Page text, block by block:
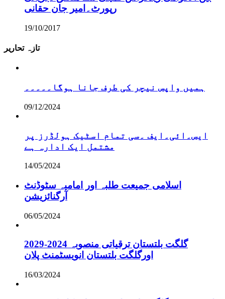
رپورٹ۔امیر جان حقانی
19/10/2017
تازہ تحاریر
ہمیں واپس نیچر کی طرف جانا ہوگا۔۔۔۔۔
09/12/2024
ایس۔ائی۔ایف ۔سی تمام اسٹیک ہولڈرز پر
مشتمل ایک ادارہ ہے
14/05/2024
اسلامی جمیعت طلبہ اور امامیہ سٹوڈنٹ
آرگنائزیشن
06/05/2024
گلگت بلتستان ترقیاتی منصوبہ 2024-2029
اورگلگت بلتستان انویسٹمنٹ پلان
16/03/2024